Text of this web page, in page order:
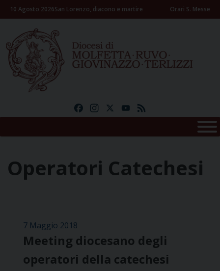
Skip10 Agosto 2026San Lorenzo, diacono e martire Orari S. Messe
FacebookInstagramYouTube
Operatori Catechesi
7 Maggio 2018
Meeting diocesano degli
operatori della catechesi